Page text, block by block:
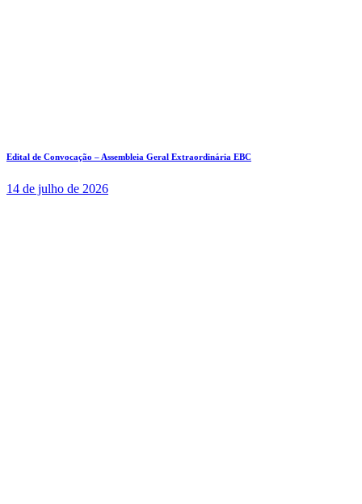
Edital de Convocação – Assembleia Geral Extraordinária EBC
14 de julho de 2026